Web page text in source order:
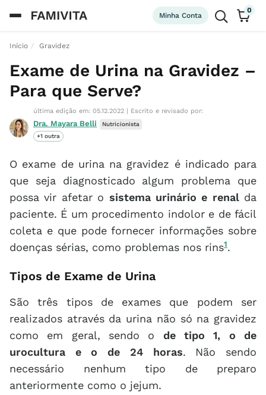
Minha Conta
0
Início Gravidez
Exame de Urina na Gravidez –
Para que Serve?
última edição em: 05.12.2022 | Escrito e revisado por:
Dra. Mayara Belli
Nutricionista
+1 outra
O exame de urina na gravidez é indicado para
que seja diagnosticado algum problema que
possa vir afetar o sistema urinário e renalda
paciente. É um procedimento indolor e de fácil
coleta e que pode fornecer informações sobre
doenças sérias, como problemas nos rins1.
Tipos de Exame de Urina
São três tipos de exames que podem ser
realizados através da urina não só na gravidez
como em geral, sendo o de tipo 1, o de
urocultura e o de 24 horas. Não sendo
necessário nenhum tipo de preparo
anteriormente como o jejum.